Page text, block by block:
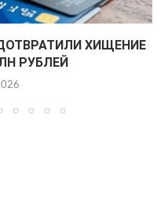
ХИЩЕНИЕ
РУБЛЕЙ